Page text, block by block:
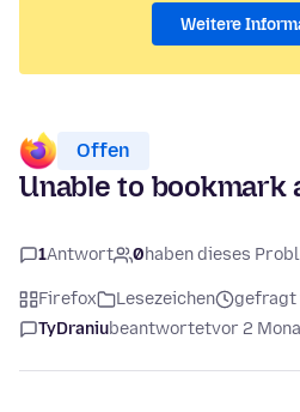
Weitere
Offen
Unable to bookmark
1Antwort 0haben dieses
Firefox Lesezeichen
gefragt
TyDraniubeantwortetvor 2